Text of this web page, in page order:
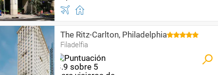
The Ritz-Carlton, Philadelphia
Filadelfia